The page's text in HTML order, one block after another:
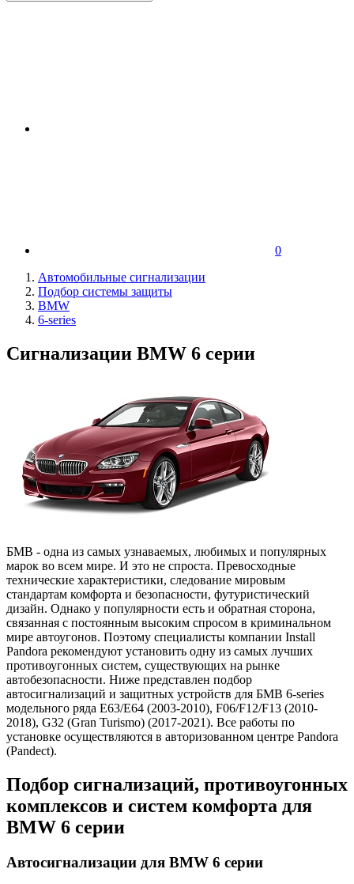
0
Автомобильные сигнализации
Подбор системы защиты
BMW
6-series
Сигнализации BMW 6 серии
БМВ - одна из самых узнаваемых, любимых и популярных
марок во всем мире. И это не спроста. Превосходные
технические характеристики, следование мировым
стандартам комфорта и безопасности, футуристический
дизайн. Однако у популярности есть и обратная сторона,
связанная с постоянным высоким спросом в криминальном
мире автоугонов. Поэтому специалисты компании Install
Pandora рекомендуют установить одну из самых лучших
противоугонных систем, существующих на рынке
автобезопасности. Ниже представлен подбор
автосигнализаций и защитных устройств для БМВ 6-series
модельного ряда E63/E64 (2003-2010), F06/F12/F13 (2010-
2018), G32 (Gran Turismo) (2017-2021). Все работы по
установке осуществляются в авторизованном центре Pandora
(Pandect).
Подбор сигнализаций, противоугонных
комплексов и систем комфорта для
BMW 6 серии
Автосигнализации для BMW 6 серии